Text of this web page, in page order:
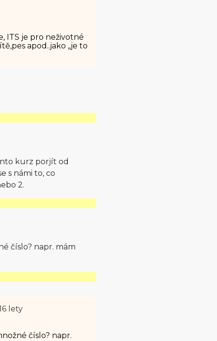
ITS je pro neživotné
apod..jako „je to
kurz porjít od
s námi to, co
2.
číslo? napr. mám
lety
číslo? napr.